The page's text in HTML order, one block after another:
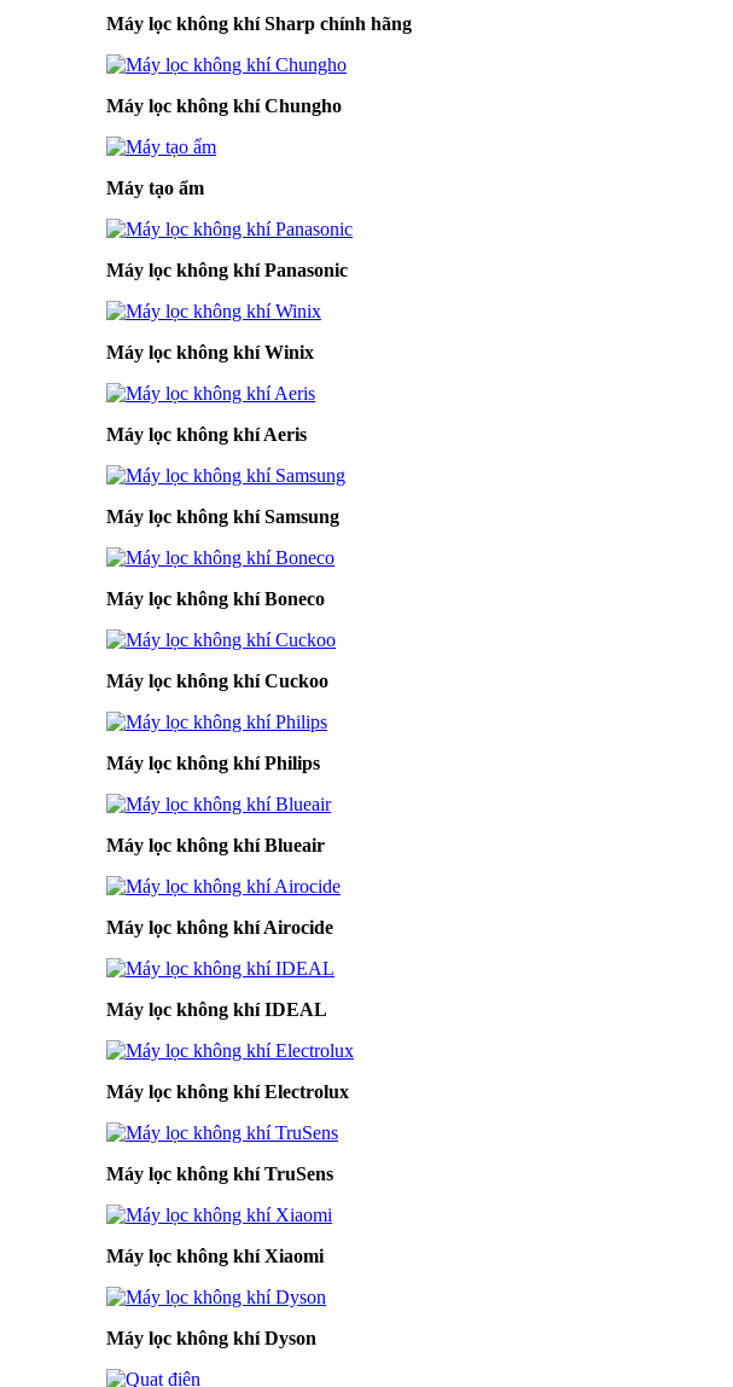
Máy lọc không khí Sharp chính hãng
Máy lọc không khí Chungho
Máy tạo ẩm
Máy lọc không khí Panasonic
Máy lọc không khí Winix
Máy lọc không khí Aeris
Máy lọc không khí Samsung
Máy lọc không khí Boneco
Máy lọc không khí Cuckoo
Máy lọc không khí Philips
Máy lọc không khí Blueair
Máy lọc không khí Airocide
Máy lọc không khí IDEAL
Máy lọc không khí Electrolux
Máy lọc không khí TruSens
Máy lọc không khí Xiaomi
Máy lọc không khí Dyson